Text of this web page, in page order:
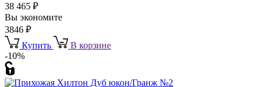
38 465 ₽
Вы экономите
3846 ₽
Купить
В корзине
-10%